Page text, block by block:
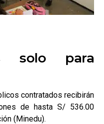
solo para
contratados re­cibirán
de hasta S/ 536.00
(Minedu).